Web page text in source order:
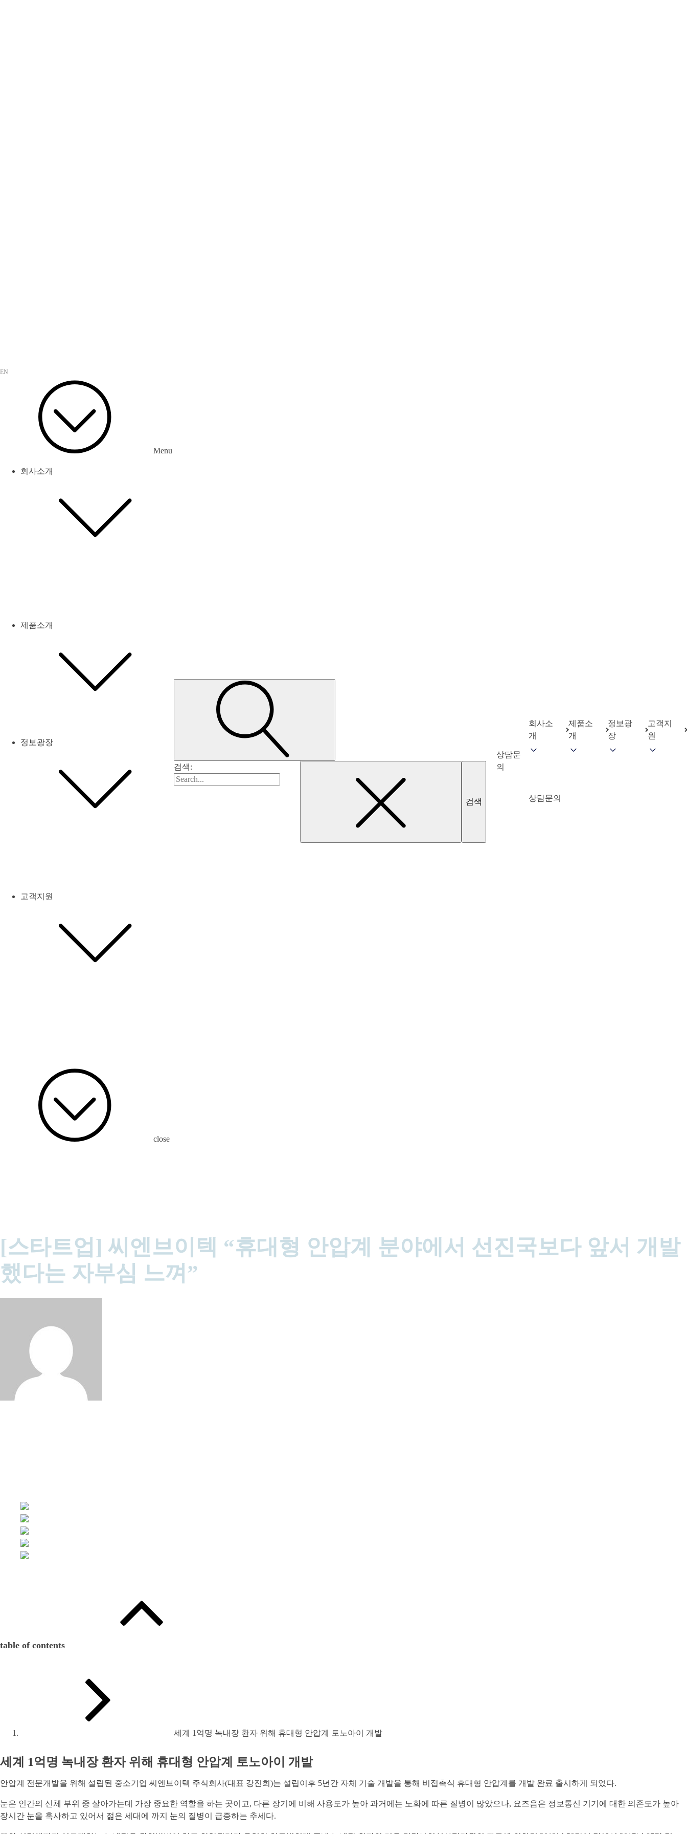
EN
Menu
회사소개
제품소개
정보광장
고객지원
close
검색:
상담문
의
회사소
개
제품소
개
정보광
장
고객지
원
상담문의
[스타트업] 씨엔브이텍 “휴대형 안압계 분야에서 선진국보다 앞서 개발
했다는 자부심 느껴”
table of contents
세계 1억명 녹내장 환자 위해 휴대형 안압계 토노아이 개발
세계 1억명 녹내장 환자 위해 휴대형 안압계 토노아이 개발
안압계 전문개발을 위해 설립된 중소기업 씨엔브이텍 주식회사(대표 강진희)는 설립이후 5년간 자체 기술 개발을 통해 비접촉식 휴대형 안압계를 개발 완료 출시하게 되었다.
눈은 인간의 신체 부위 중 살아가는데 가장 중요한 역할을 하는 곳이고, 다른 장기에 비해 사용도가 높아 과거에는 노화에 따른 질병이 많았으나, 요즈음은 정보통신 기기에 대한 의존도가 높아
장시간 눈을 혹사하고 있어서 젊은 세대에 까지 눈의 질병이 급증하는 추세다.